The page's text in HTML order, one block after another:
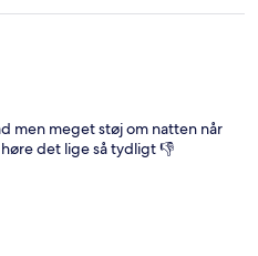
men meget støj om natten når
det lige så tydligt 👎